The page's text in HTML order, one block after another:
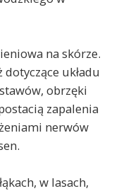
na skórze.
układu
obrzęki
zapalenia
nerwów
w lasach,